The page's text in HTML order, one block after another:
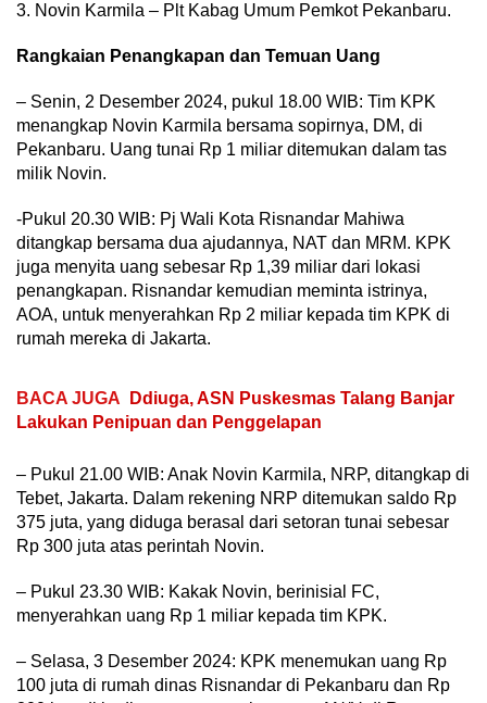
3. Novin Karmila – Plt Kabag Umum Pemkot Pekanbaru.
Rangkaian Penangkapan dan Temuan Uang
– Senin, 2 Desember 2024, pukul 18.00 WIB: Tim KPK
menangkap Novin Karmila bersama sopirnya, DM, di
Pekanbaru. Uang tunai Rp 1 miliar ditemukan dalam tas
milik Novin.
-Pukul 20.30 WIB: Pj Wali Kota Risnandar Mahiwa
ditangkap bersama dua ajudannya, NAT dan MRM. KPK
juga menyita uang sebesar Rp 1,39 miliar dari lokasi
penangkapan. Risnandar kemudian meminta istrinya,
AOA, untuk menyerahkan Rp 2 miliar kepada tim KPK di
rumah mereka di Jakarta.
BACA JUGA
Ddiuga, ASN Puskesmas Talang Banjar
Lakukan Penipuan dan Penggelapan
– Pukul 21.00 WIB: Anak Novin Karmila, NRP, ditangkap di
Tebet, Jakarta. Dalam rekening NRP ditemukan saldo Rp
375 juta, yang diduga berasal dari setoran tunai sebesar
Rp 300 juta atas perintah Novin.
– Pukul 23.30 WIB: Kakak Novin, berinisial FC,
menyerahkan uang Rp 1 miliar kepada tim KPK.
– Selasa, 3 Desember 2024: KPK menemukan uang Rp
100 juta di rumah dinas Risnandar di Pekanbaru dan Rp